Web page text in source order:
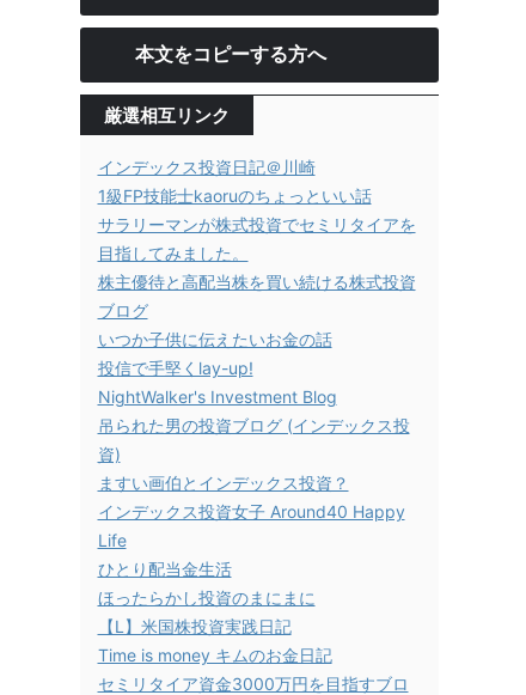
本文をコピーする方へ
厳選相互リンク
インデックス投資日記＠川崎
1級FP技能士kaoruのちょっといい話
サラリーマンが株式投資でセミリタイアを
目指してみました。
株主優待と高配当株を買い続ける株式投資
ブログ
いつか子供に伝えたいお金の話
投信で手堅くlay-up!
NightWalker's Investment Blog
吊られた男の投資ブログ (インデックス投
資)
ますい画伯とインデックス投資？
インデックス投資女子 Around40 Happy
Life
ひとり配当金生活
ほったらかし投資のまにまに
【L】米国株投資実践日記
Time is money キムのお金日記
セミリタイア資金3000万円を目指すブロ